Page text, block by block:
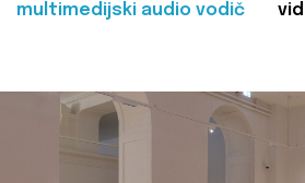
multimedijski audio vodič